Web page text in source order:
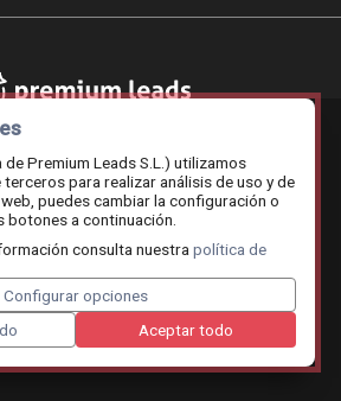
Premium leads
Beemy.es
A Santiago voy Renting
de Premium Leads S.L.) utilizamos
para realizar análisis de uso y de
puedes cambiar la configuración o
botones a continuación.
consulta nuestrapolítica de
Configurar opciones
Aceptar todo